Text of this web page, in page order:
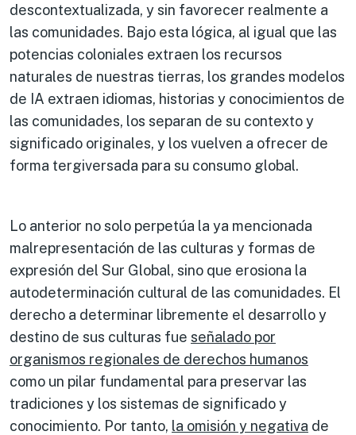
descontextualizada, y sin favorecer realmente a
las comunidades. Bajo esta lógica, al igual que las
potencias coloniales extraen los recursos
naturales de nuestras tierras, los grandes modelos
de IA extraen idiomas, historias y conocimientos de
las comunidades, los separan de su contexto y
significado originales, y los vuelven a ofrecer de
forma tergiversada para su consumo global.
Lo anterior no solo perpetúa la ya mencionada
malrepresentación de las culturas y formas de
expresión del Sur Global, sino que erosiona la
autodeterminación cultural de las comunidades. El
derecho a determinar libremente el desarrollo y
destino de sus culturas fue señalado por
organismos regionales de derechos humanos
como un pilar fundamental para preservar las
tradiciones y los sistemas de significado y
conocimiento. Por tanto, la omisión y negativa de